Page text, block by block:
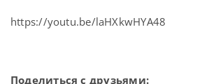
https://youtu.be/laHXkwHYA48
Поделиться с друзьями: